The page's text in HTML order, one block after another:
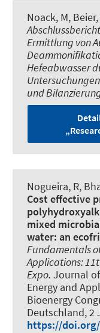
Noack, M,
Ermittlung von
Hefeabwasser
und
Nogueira, R,
Cost effective
mixed
water: an
Fundamentals
Applications:
Expo. Journal
Energy and
Bioenergy
Deutschland,2
https://doi.org/